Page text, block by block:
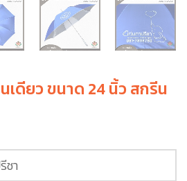
เดียว ขนาด 24 นิ้ว สกรีน
ชา